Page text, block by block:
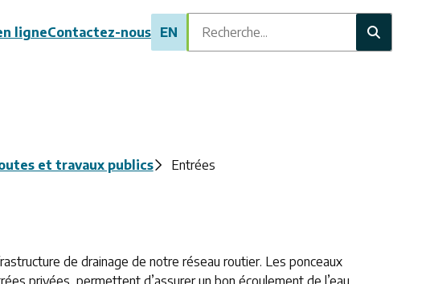
ligneContactez-nous EN
Recherche
et travaux publics Entrées
de drainage de notre réseau routier. Les ponceaux
privées, permettent d’assurer un bon écoulement de l’eau